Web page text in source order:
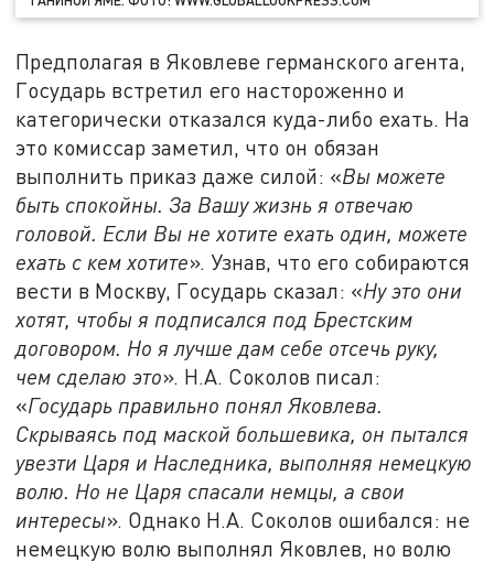
Предполагая в Яковлеве германского агента,
Государь встретил его настороженно и
категорически отказался куда-либо ехать. На
это комиссар заметил, что он обязан
выполнить приказ даже силой: «Вы можете
быть спокойны. За Вашу жизнь я отвечаю
головой. Если Вы не хотите ехать один, можете
ехать с кем хотите». Узнав, что его собираются
вести в Москву, Государь сказал: «Ну это они
хотят, чтобы я подписался под Брестским
договором. Но я лучше дам себе отсечь руку,
чем сделаю это». Н.А. Соколов писал:
«Государь правильно понял Яковлева.
Скрываясь под маской большевика, он пытался
увезти Царя и Наследника, выполняя немецкую
волю. Но не Царя спасали немцы, а свои
интересы». Однако Н.А. Соколов ошибался: не
немецкую волю выполнял Яковлев, но волю